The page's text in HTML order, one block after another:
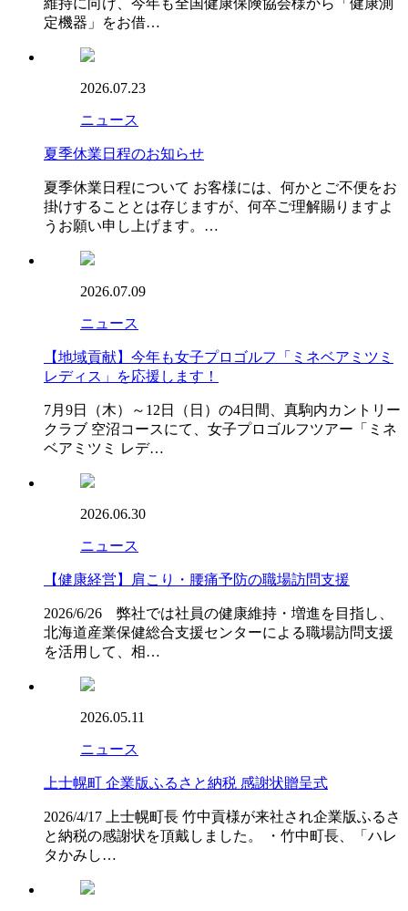
定機器」をお借…
2026.07.23
ニュース
夏季休業日程のお知らせ
夏季休業日程について お客様には、何かとご不便をお
掛けすることとは存じますが、何卒ご理解賜りますよ
うお願い申し上げます。…
2026.07.09
ニュース
【地域貢献】今年も女子プロゴルフ「ミネベアミツミ
レディス」を応援します！
7月9日（木）～12日（日）の4日間、真駒内カントリー
クラブ 空沼コースにて、女子プロゴルフツアー「ミネ
ベアミツミ レデ…
2026.06.30
ニュース
【健康経営】肩こり・腰痛予防の職場訪問支援
2026/6/26 弊社では社員の健康維持・増進を目指し、
北海道産業保健総合支援センターによる職場訪問支援
を活用して、相…
2026.05.11
ニュース
上士幌町 企業版ふるさと納税 感謝状贈呈式
2026/4/17 上士幌町長 竹中貢様が来社され企業版ふるさ
と納税の感謝状を頂戴しました。 ・竹中町長、「ハレ
タかみし…